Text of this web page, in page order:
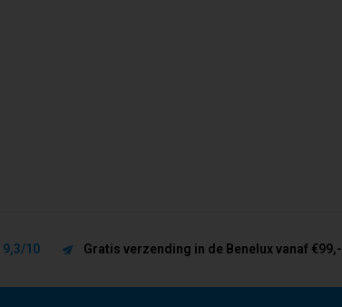
9,3/10 Gratis verzending in de Benelux vanaf €99,-